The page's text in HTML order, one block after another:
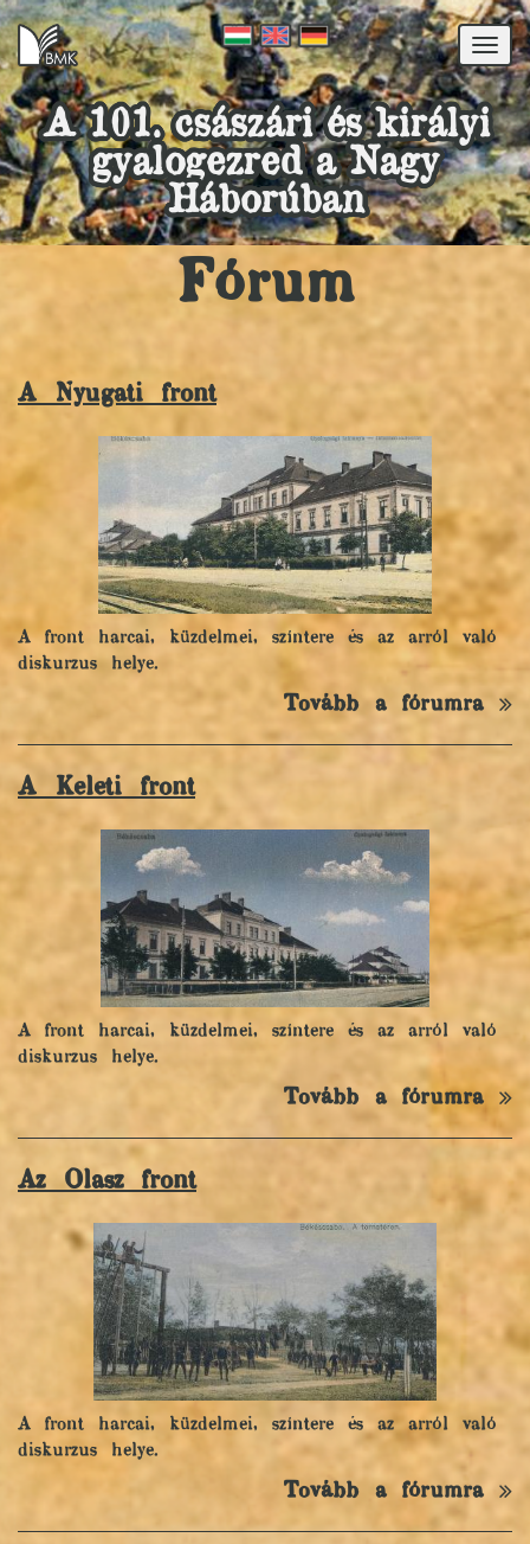
A 101. császári és királyi
gyalogezred a Nagy
Háborúban
Fórum
A Nyugati front
A front harcai, küzdelmei, színtere és az arról való
diskurzus helye.
Tovább a fórumra
A Keleti front
A front harcai, küzdelmei, színtere és az arról való
diskurzus helye.
Tovább a fórumra
Az Olasz front
A front harcai, küzdelmei, színtere és az arról való
diskurzus helye.
Tovább a fórumra